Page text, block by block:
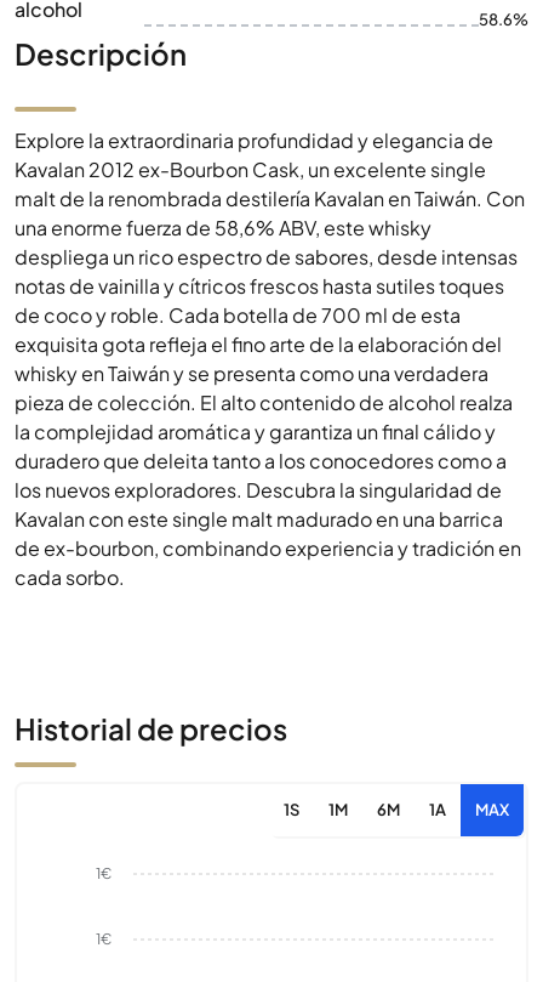
alcohol
58.6%
Descripción
Explore la extraordinaria profundidad y elegancia de
Kavalan 2012 ex-Bourbon Cask, un excelente single
malt de la renombrada destilería Kavalan en Taiwán. Con
una enorme fuerza de 58,6% ABV, este whisky
despliega un rico espectro de sabores, desde intensas
notas de vainilla y cítricos frescos hasta sutiles toques
de coco y roble. Cada botella de 700 ml de esta
exquisita gota refleja el fino arte de la elaboración del
whisky en Taiwán y se presenta como una verdadera
pieza de colección. El alto contenido de alcohol realza
la complejidad aromática y garantiza un final cálido y
duradero que deleita tanto a los conocedores como a
los nuevos exploradores. Descubra la singularidad de
Kavalan con este single malt madurado en una barrica
de ex-bourbon, combinando experiencia y tradición en
cada sorbo.
Historial de precios
1S 1M 6M 1A MAX
1€
1€